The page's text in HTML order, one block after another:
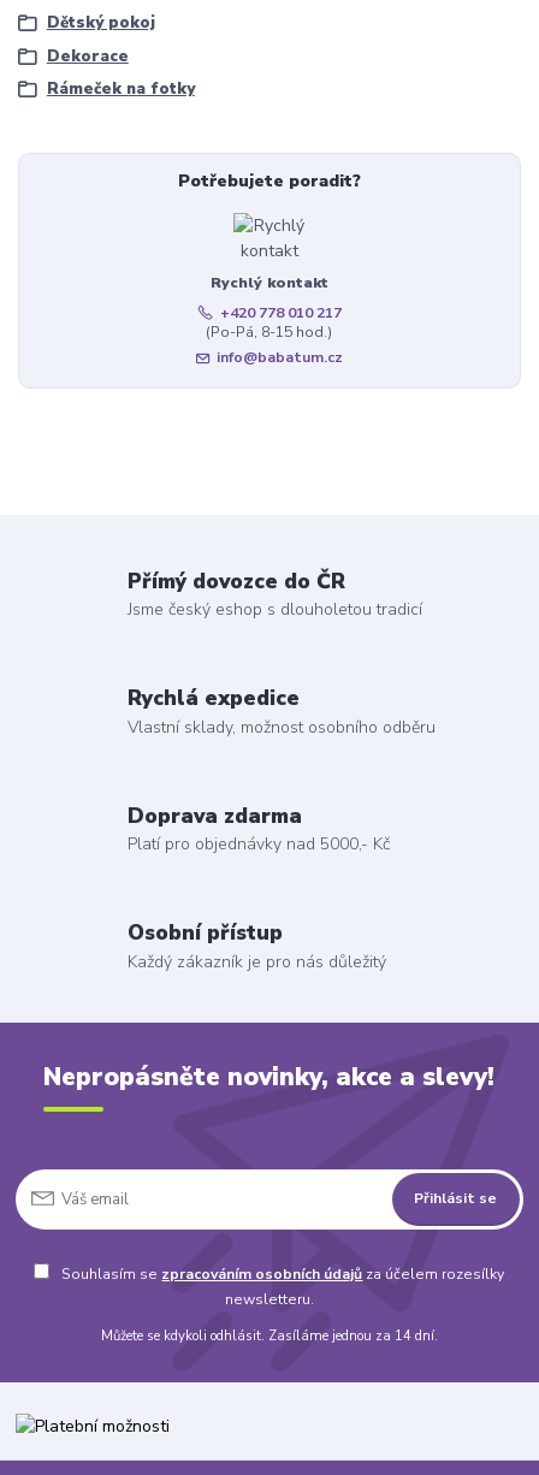
Dětský pokoj
Dekorace
Rámeček na fotky
Potřebujete poradit?
Rychlý kontakt
+420 778 010 217
(Po-Pá, 8-15 hod.)
info@babatum.cz
Přímý dovozce do ČR
Jsme český eshop s dlouholetou tradicí
Rychlá expedice
Vlastní sklady, možnost osobního odběru
Doprava zdarma
Platí pro objednávky nad 5000,- Kč
Osobní přístup
Každý zákazník je pro nás důležitý
Nepropásněte novinky, akce a slevy!
Přihlásit se
Souhlasím se zpracováním osobních údajů za účelem rozesílky
newsletteru.
Můžete se kdykoli odhlásit. Zasíláme jednou za 14 dní.